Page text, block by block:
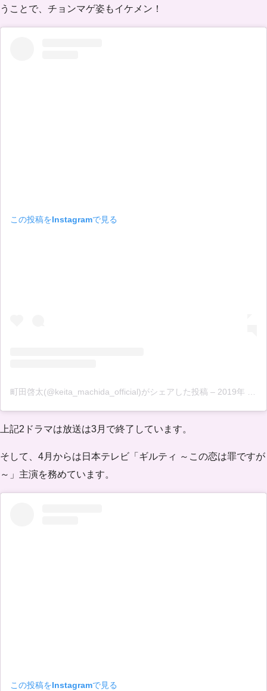
うことで、チョンマゲ姿もイケメン！
この投稿をInstagramで見る
町田啓太(@keita_machida_official)がシェアした投稿 – 2019年 9月月18日午後11時27分PDT
上記2ドラマは放送は3月で終了しています。
そして、4月からは日本テレビ「ギルティ ～この恋は罪ですが
～」主演を務めています。
この投稿をInstagramで見る